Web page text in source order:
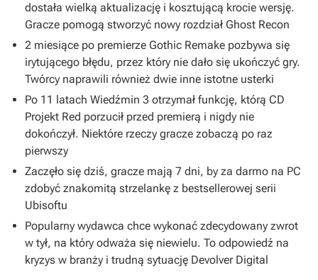
dostała wielką aktualizację i kosztującą krocie wersję.
Gracze pomogą stworzyć nowy rozdział Ghost Recon
2 miesiące po premierze Gothic Remake pozbywa się
irytującego błędu, przez który nie dało się ukończyć gry.
Twórcy naprawili również dwie inne istotne usterki
Po 11 latach Wiedźmin 3 otrzymał funkcję, którą CD
Projekt Red porzucił przed premierą i nigdy nie
dokończył. Niektóre rzeczy gracze zobaczą po raz
pierwszy
Zaczęło się dziś, gracze mają 7 dni, by za darmo na PC
zdobyć znakomitą strzelankę z bestsellerowej serii
Ubisoftu
Popularny wydawca chce wykonać zdecydowany zwrot
w tył, na który odważa się niewielu. To odpowiedź na
kryzys w branży i trudną sytuację Devolver Digital